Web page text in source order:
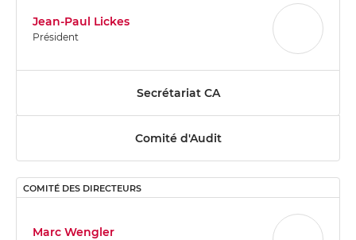
Comité d'Audit
Jean-Paul Lickes
Président
Secrétariat CA
COMITÉ DES DIRECTEURS
Marc Wengler